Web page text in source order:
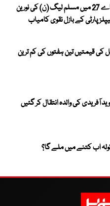
آزاد کشمیر الیکشن ، ایل اے 27 میں مسلم لیگ (ن) کی نورین
کی قیمتیں تین ہفتوں کی کم ترین
آفریدی کی والدہ انتقال کر گئیں
اب کتنے میں ملے گا؟